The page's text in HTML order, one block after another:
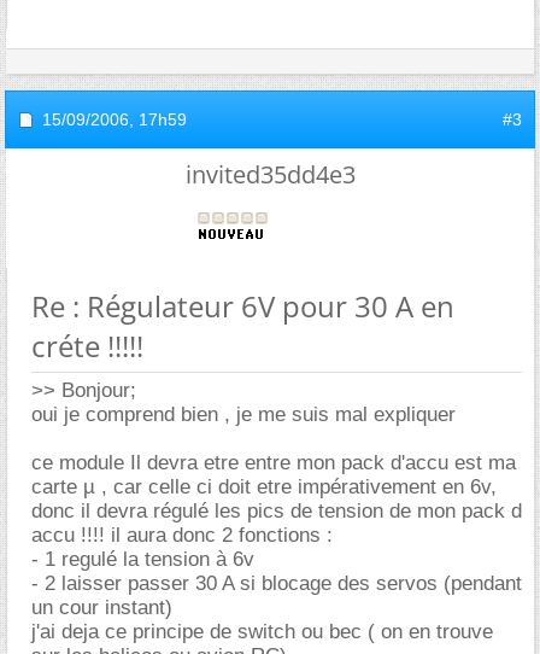
15/09/2006, 17h59 #3
invited35dd4e3
Re : Régulateur 6V pour 30 A en
créte !!!!!
>> Bonjour;
oui je comprend bien , je me suis mal expliquer
ce module Il devra etre entre mon pack d'accu est ma
carte µ , car celle ci doit etre impérativement en 6v,
donc il devra régulé les pics de tension de mon pack d
accu !!!! il aura donc 2 fonctions :
- 1 regulé la tension à 6v
- 2 laisser passer 30 A si blocage des servos (pendant
un cour instant)
j'ai deja ce principe de switch ou bec ( on en trouve